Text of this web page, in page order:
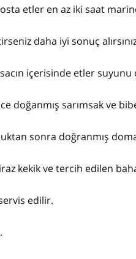
etler en az iki saat
daha iyi sonuç
içerisinde etler
doğanmış sarımsak ve
sonra doğranmış
kekik ve tercih edilen
edilir.